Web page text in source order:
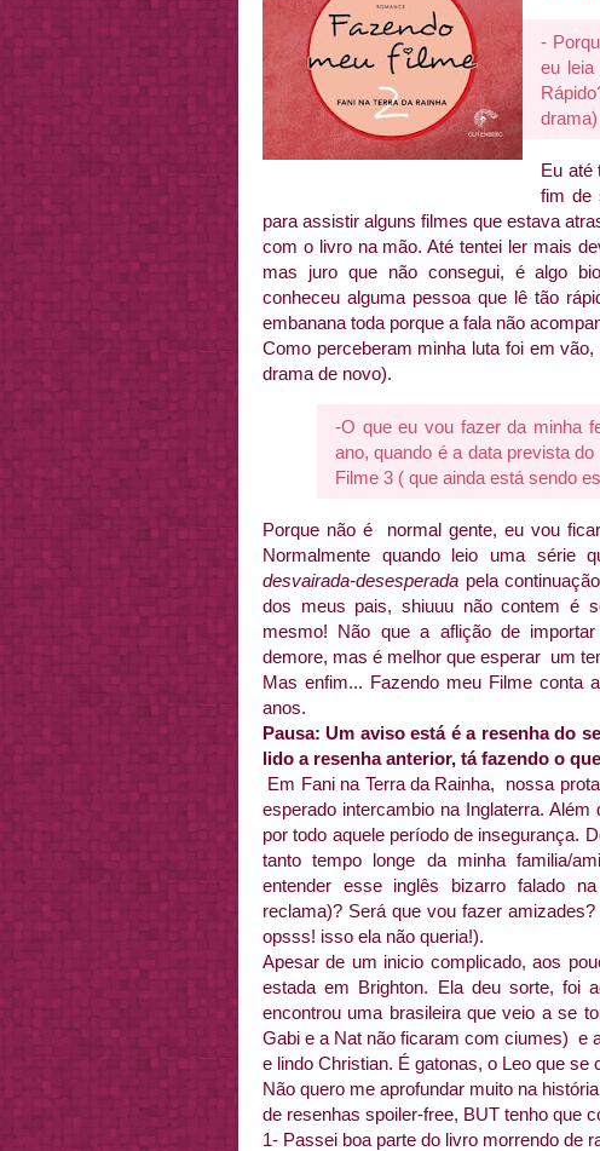
-
eu leia
drama)
Eu até
fim de
para assistir alguns filmes que estava
com o livro na mão. Até tentei ler mais
mas juro que não consegui, é algo
conheceu alguma pessoa que lê tão
embanana toda porque a fala não
Como perceberam minha luta foi em
drama de novo).
-O que eu vou fazer da minha
ano, quando é a data prevista
Filme 3 ( que ainda está sendo
Porque não é normal gente, eu vou
Normalmente quando leio uma série
desvairada-desesperada pela
dos meus pais, shiuuu não contem é
mesmo! Não que a aflição de
demore, mas é melhor que esperar um
Mas enfim... Fazendo meu Filme conta
anos.
Pausa: Um aviso está é a resenha do
lido a resenha anterior, tá fazendo o
Em Fani na Terra da Rainha, nossa
esperado intercambio na Inglaterra.
por todo aquele período de insegurança.
tanto tempo longe da minha familia/
entender esse inglês bizarro falado
reclama)? Será que vou fazer
opsss! isso ela não queria!).
Apesar de um inicio complicado, aos
estada em Brighton. Ela deu sorte, foi
encontrou uma brasileira que veio a se
Gabi e a Nat não ficaram com ciumes) e
e lindo Christian. É gatonas, o Leo que se
Não quero me aprofundar muito na
de resenhas spoiler-free, BUT tenho que
1- Passei boa parte do livro morrendo de